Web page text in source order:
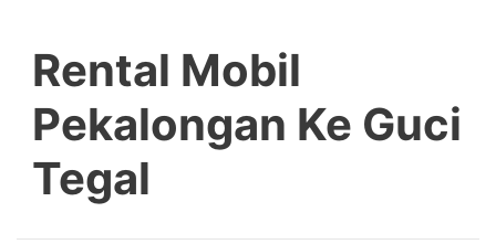
Rental Mobil
Pekalongan Ke Guci
Tegal